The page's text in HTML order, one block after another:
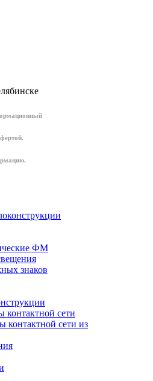
ФМ
знаков
контактной сети
контактной сети из